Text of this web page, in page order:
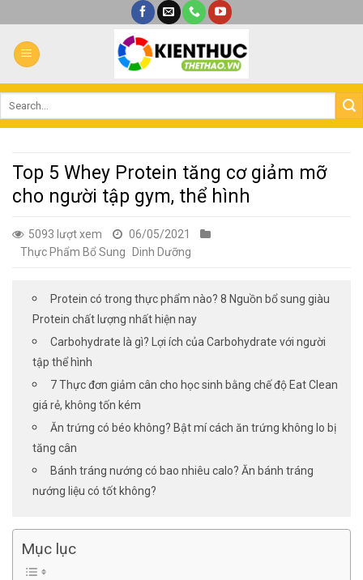
qua
nội
dung
Top 5 Whey Protein tăng cơ giảm mỡ
cho người tập gym, thể hình
5093 lượt xem
06/05/2021
Thực Phẩm Bổ Sung
Dinh Dưỡng
Protein có trong thực phẩm nào? 8 Nguồn bổ sung giàu
Protein chất lượng nhất hiện nay
Carbohydrate là gì? Lợi ích của Carbohydrate với người
tập thể hình
7 Thực đơn giảm cân cho học sinh bằng chế độ Eat Clean
giá rẻ, không tốn kém
Ăn trứng có béo không? Bật mí cách ăn trứng không lo bị
tăng cân
Bánh tráng nướng có bao nhiêu calo? Ăn bánh tráng
nướng liệu có tốt không?
Mục lục